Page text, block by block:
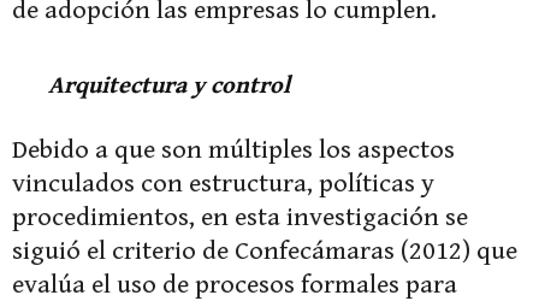
de adopción las empresas lo cumplen.
Arquitectura y control
Debido a que son múltiples los aspectos
vinculados con estructura, políticas y
procedimientos, en esta investigación se
siguió el criterio de Confecámaras (2012) que
evalúa el uso de procesos formales para